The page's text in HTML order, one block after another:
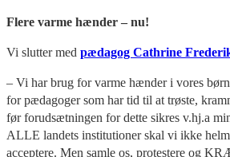
Flere varme hænder – nu!
Vi slutter med pædagog Cathrine
– Vi har brug for varme hænder i vores
for pædagoger som har tid til at trøste,
før forudsætningen for dette sikres v.hj.a
ALLE landets institutioner skal vi ikke
acceptere. Men samle os, protestere og